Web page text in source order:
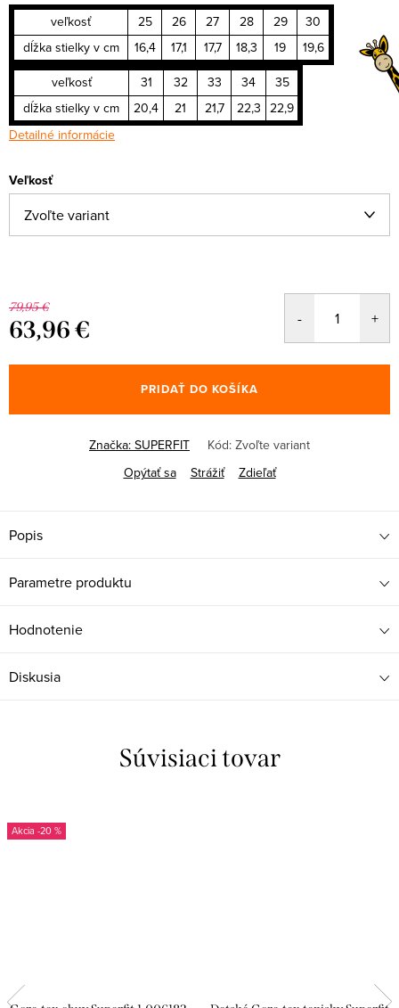
veľkosť 25 26 27 28 29
30
dĺžka stielky v cm
16,4 17,1 17,7 18,3 19
19,6
veľkosť
31 32 33 34
35
dĺžka stielky v cm
20,4 21 21,7 22,3 22,9
Detailné informácie
Veľkosť
79,95 €
63,96 €
cena:
PRIDAŤ DO KOŠÍKA
Značka: SUPERFIT Kód: Zvoľte variant
Opýtať sa
Strážiť Zdieľať
Popis
Parametre produktu
Hodnotenie
Diskusia
Súvisiaci tovar
-20 %